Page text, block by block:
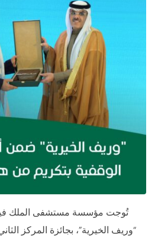
تُوجت مؤسسة مستشفى الملك
“وريف الخيرية”، بجائزة المركز